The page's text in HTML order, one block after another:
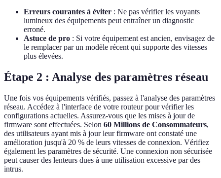
Erreurs courantes à éviter : Ne pas vérifier les voyants
lumineux des équipements peut entraîner un diagnostic
erroné.
Astuce de pro : Si votre équipement est ancien, envisagez de
le remplacer par un modèle récent qui supporte des vitesses
plus élevées.
Étape 2 : Analyse des paramètres réseau
Une fois vos équipements vérifiés, passez à l'analyse des paramètres
réseau. Accédez à l'interface de votre routeur pour vérifier les
configurations actuelles. Assurez-vous que les mises à jour de
firmware sont effectuées. Selon 60 Millions de Consommateurs,
des utilisateurs ayant mis à jour leur firmware ont constaté une
amélioration jusqu'à 20 % de leurs vitesses de connexion. Vérifiez
également les paramètres de sécurité. Une connexion non sécurisée
peut causer des lenteurs dues à une utilisation excessive par des
intrus.